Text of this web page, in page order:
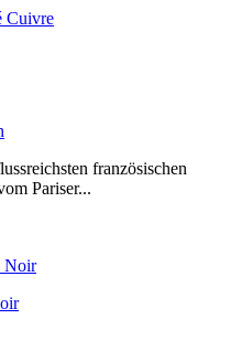
Cuivre
französischen
Pariser...